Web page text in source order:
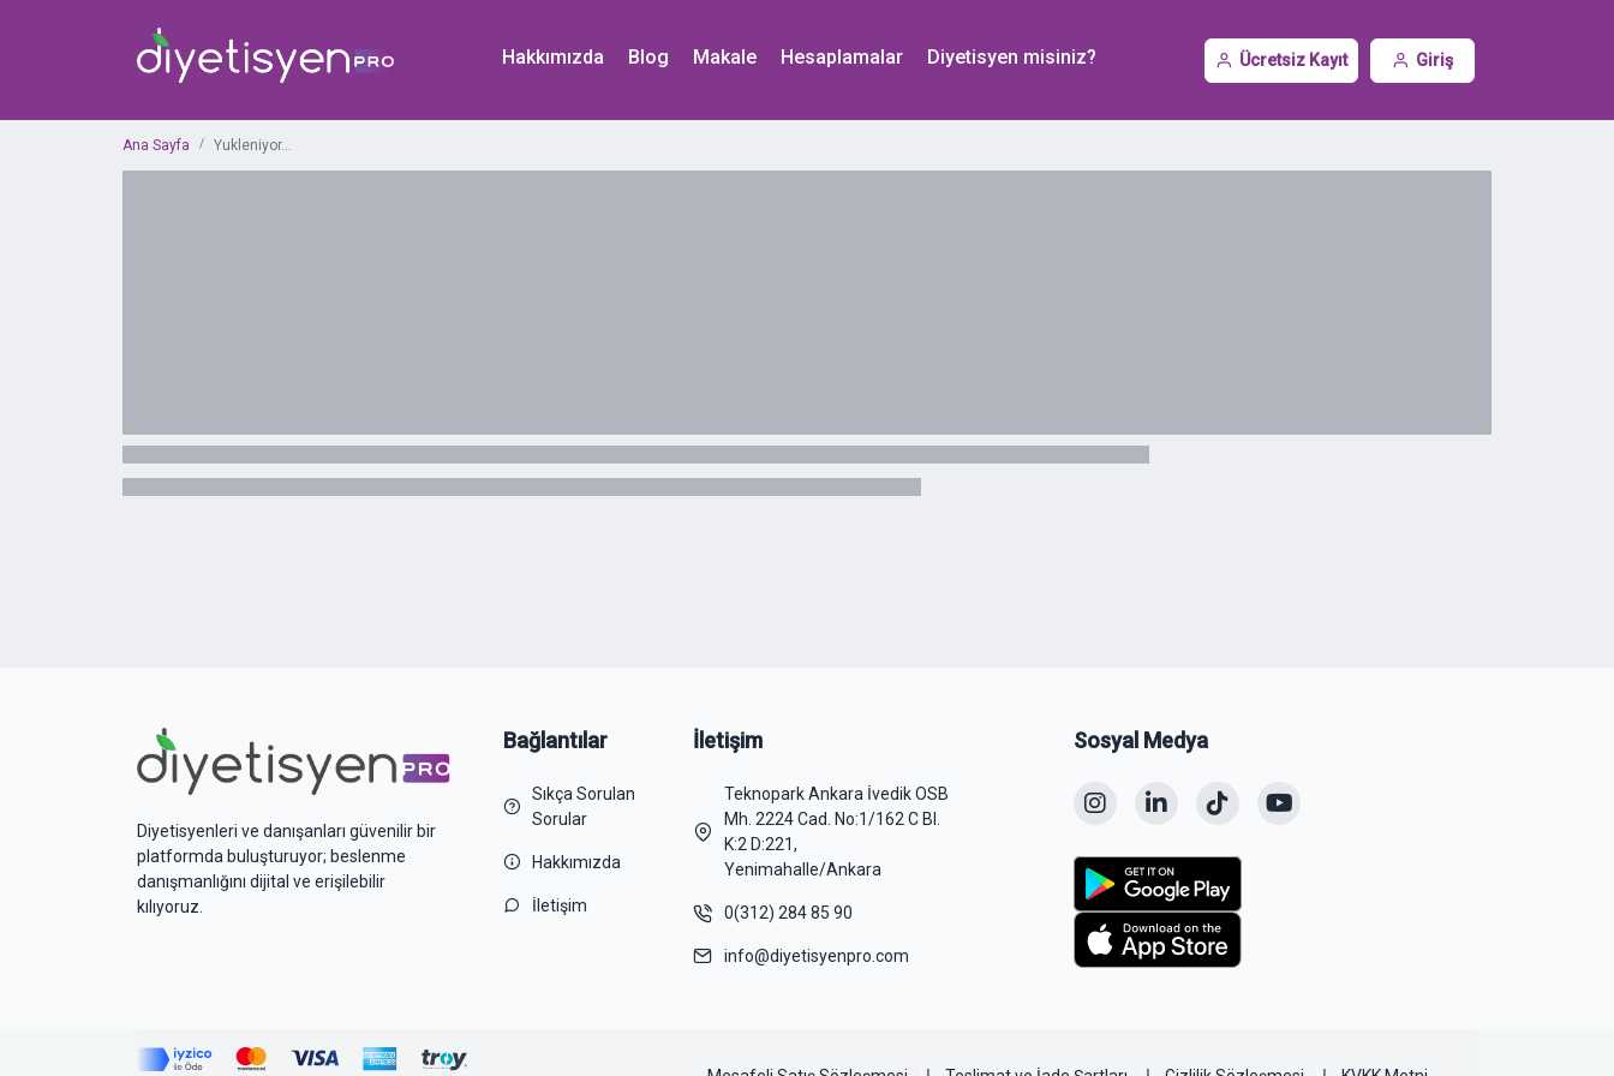
Hakkımızda Blog Makale Hesaplamalar Diyetisyen misiniz? Ücretsiz Kayıt Giriş
Ana Sayfa Yukleniyor...
Diyetisyenleri ve danışanları güvenilir bir
platformda buluşturuyor; beslenme
danışmanlığını dijital ve erişilebilir
kılıyoruz.
Bağlantılar
Sıkça Sorulan
Sorular
Hakkımızda
İletişim
İletişim
Teknopark Ankara İvedik OSB
Mh. 2224 Cad. No:1/162 C Bl.
K:2 D:221,
Yenimahalle/Ankara
0(312) 284 85 90
info@diyetisyenpro.com
Sosyal Medya